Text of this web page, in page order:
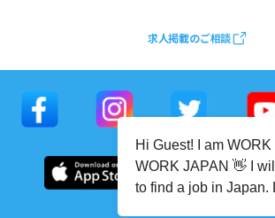
求人掲載のご相談
Hi Guest! I am
WORK JAPAN 👋 I
to find a job in Japan.